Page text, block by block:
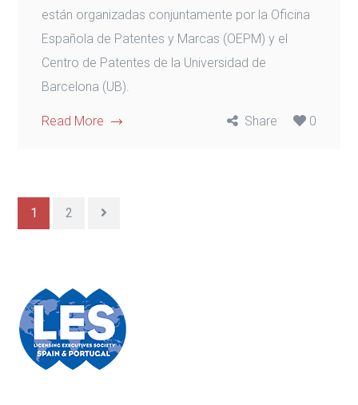
están organizadas conjuntamente por la Oficina
Española de Patentes y Marcas (OEPM) y el
Centro de Patentes de la Universidad de
Barcelona (UB).
Read More Share 0
1 2